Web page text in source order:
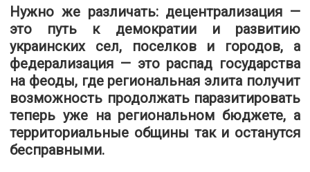
Нужно же различать: децентрализация —
это путь к демократии и развитию
украинских сел, поселков и городов, а
федерализация — это распад государства
на феоды, где региональная элита получит
возможность продолжать паразитировать
теперь уже на региональном бюджете, а
территориальные общины так и останутся
бесправными.